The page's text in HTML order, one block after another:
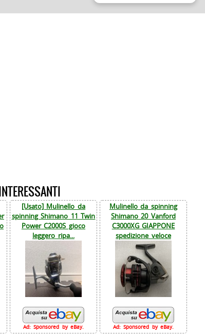
[Usato] Mulinello da
spinning Shimano 11 Twin
Power C2000S gioco
leggero ripa...
Ad: Sponsored by eBay.
Mulinello da spinning
Shimano 20 Vanford
C3000XG GIAPPONE
spedizione veloce
Ad: Sponsored by eBay.